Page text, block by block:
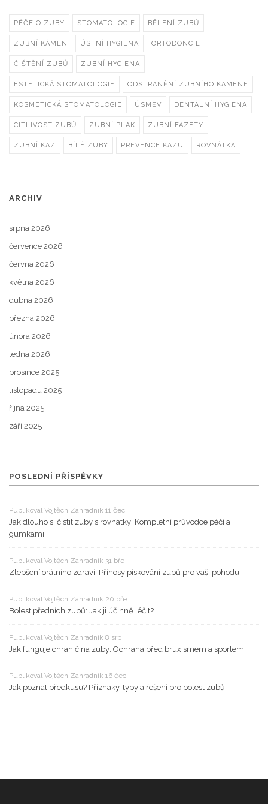
PÉČE O ZUBY STOMATOLOGIE BĚLENÍ ZUBŮ
ZUBNÍ KÁMEN ÚSTNÍ HYGIENA ORTODONCIE
ČIŠTĚNÍ ZUBŮ ZUBNÍ HYGIENA
ESTETICKÁ STOMATOLOGIE ODSTRANĚNÍ ZUBNÍHO KAMENE
KOSMETICKÁ STOMATOLOGIE ÚSMĚV DENTÁLNÍ HYGIENA
CITLIVOST ZUBŮ ZUBNÍ PLAK ZUBNÍ FAZETY
ZUBNÍ KAZ BÍLÉ ZUBY PREVENCE KAZU ROVNÁTKA
ARCHIV
srpna 2026
července 2026
června 2026
května 2026
dubna 2026
března 2026
února 2026
ledna 2026
prosince 2025
listopadu 2025
října 2025
září 2025
POSLEDNÍ PŘÍSPĚVKY
Publikoval Vojtěch Zahradník 11 čec
Jak dlouho si čistit zuby s rovnátky: Kompletní průvodce péčí a
gumkami
Publikoval Vojtěch Zahradník 31 bře
Zlepšení orálního zdraví: Přínosy pískování zubů pro vaši pohodu
Publikoval Vojtěch Zahradník 20 bře
Bolest předních zubů: Jak ji účinně léčit?
Publikoval Vojtěch Zahradník 8 srp
Jak funguje chránič na zuby: Ochrana před bruxismem a sportem
Publikoval Vojtěch Zahradník 16 čec
Jak poznat předkusu? Příznaky, typy a řešení pro bolest zubů